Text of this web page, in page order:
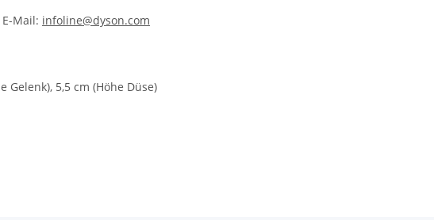
Mail: infoline@dyson.com
Gelenk), 5,5 cm (Höhe Düse)